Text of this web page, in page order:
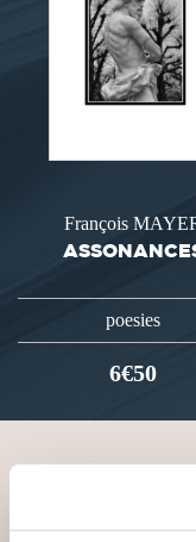
François
poesies
6€50
VOUS